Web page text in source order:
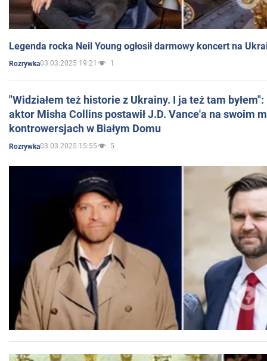
Legenda rocka Neil Young ogłosił darmowy koncert na
Rozrywka03.03.2025 19:21 1
"Widziałem też historie z Ukrainy. I ja też tam
aktor Misha Collins postawił J.D. Vance'a na swoim
kontrowersjach w Białym Domu
Rozrywka03.03.2025 15:55 5